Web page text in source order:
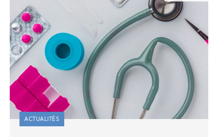
ACTUALITÉS